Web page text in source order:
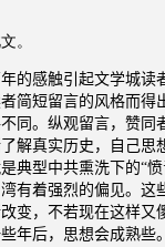
。
的感触引起文学城
简短留言的风格而
同。纵观留言，赞
解真实历史，自己
典型中共熏洗下的“
有着强烈的偏见。
变，不若现在这样又
年后，思想会成熟些